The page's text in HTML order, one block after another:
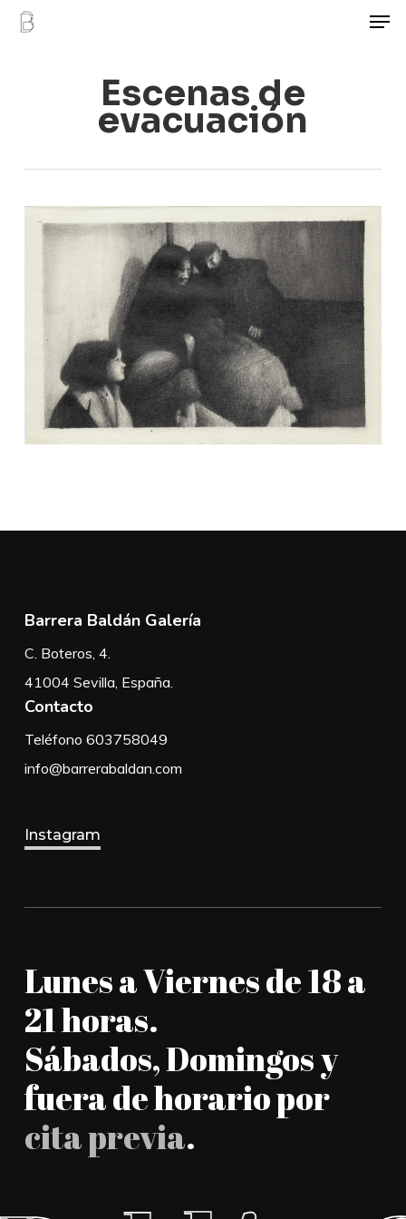
Skip
Escenas de
evacuación
Barrera Baldán Galería
C. Boteros, 4.
41004 Sevilla, España.
Contacto
Teléfono 603758049
info@barrerabaldan.com
Instagram
Lunes a Viernes de 18 a
21 horas.
Sábados, Domingos y
fuera de horario por
cita previa.